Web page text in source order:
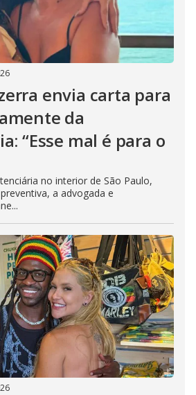
envia carta para
da
“Esse mal é para o
no interior de São Paulo,
a advogada e